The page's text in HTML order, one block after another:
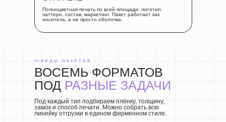
Полноцветная печать по всей площади: логотип,
паттерн, состав, маркетинг. Пакет работает как
носитель, а не просто оболочка.
Под каждый тип подбираем плёнку, толщину,
замок и способ печати. Можно собрать всю
линейку отгрузки в едином фирменном стиле.
— виды пакетов
ВОСЕМЬ ФОРМАТОВ
ПОД РАЗНЫЕ ЗАДАЧИ